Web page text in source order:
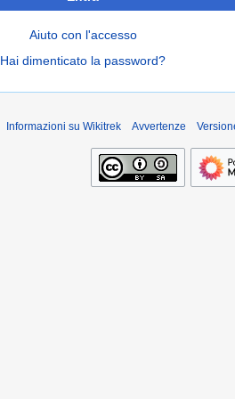
Aiuto con l'accesso
Hai dimenticato la password?
Informazioni su Wikitrek Avvertenze